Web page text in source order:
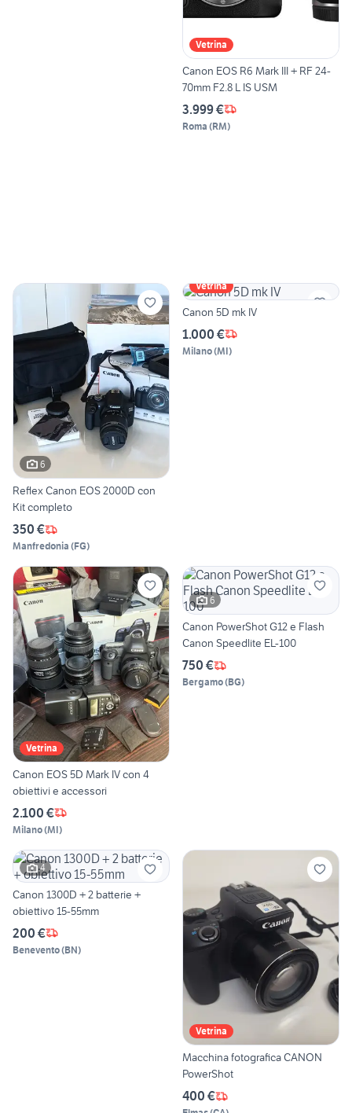
Vetrina
Canon EOS R6 Mark III + RF 24-
70mm F2.8 L IS USM
3.999 €
Roma (RM)
6
Reflex Canon EOS 2000D con
Kit completo
350 €
Manfredonia (FG)
Vetrina
Canon 5D mk IV
1.000 €
Milano(MI)
Vetrina
Canon EOS 5D Mark IV con 4
obiettivi e accessori
2.100 €
Milano(MI)
6
Canon PowerShot G12 e Flash
Canon Speedlite EL-100
750 €
Bergamo(BG)
4
Canon 1300D + 2 batterie +
obiettivo 15-55mm
200 €
Benevento(BN)
Vetrina
Macchina fotografica CANON
PowerShot
400 €